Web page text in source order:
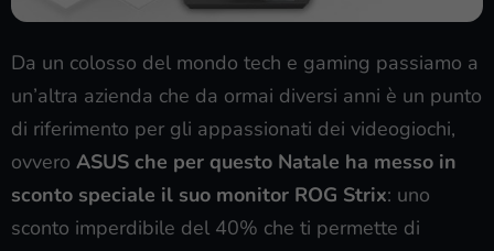
Da un colosso del mondo tech e gaming passiamo a
un’altra azienda che da ormai diversi anni è un punto
di riferimento per gli appassionati dei videogiochi,
ovvero ASUS che per questo Natale ha messo in
sconto speciale il suo monitor ROG Strix: uno
sconto imperdibile del 40% che ti permette di